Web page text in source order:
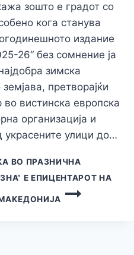
зошто е градот со
кога станува
издание
26“ без сомнение ја
зимска
претворајќи
вистинска европска
организација и
улици до…
ВО ПРАЗНИЧНА
Е ЕПИЦЕНТАРОТ НА